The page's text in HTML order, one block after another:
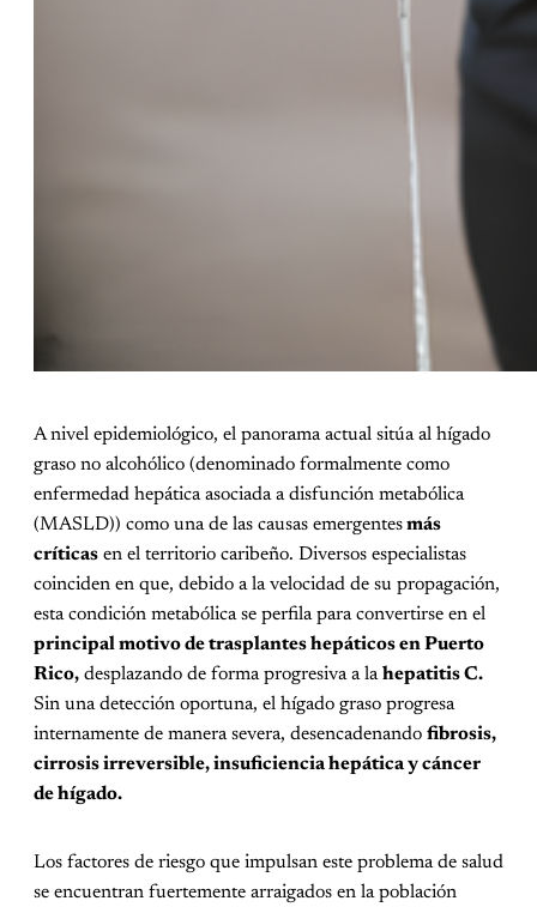
A nivel epidemiológico, el panorama actual sitúa al hígado
graso no alcohólico (denominado formalmente como
enfermedad hepática asociada a disfunción metabólica
(MASLD)) como una de las causas emergentesmás
críticas en el territorio caribeño. Diversos especialistas
coinciden en que, debido a la velocidad de su propagación,
esta condición metabólica se perfila para convertirse en el
principal motivo de trasplantes hepáticos en Puerto
Rico, desplazando de forma progresiva a lahepatitis C.
Sin una detección oportuna, el hígado graso progresa
internamente de manera severa, desencadenando fibrosis,
cirrosis irreversible, insuficiencia hepática y cáncer
de hígado.
Los factores de riesgo que impulsan este problema de salud
se encuentran fuertemente arraigados en la población